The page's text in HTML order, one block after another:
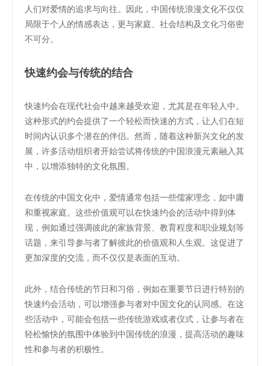
人们对爱情的追求与向往。因此，中国传统浪漫文化不仅仅
局限于个人的情感表达，更与家庭、社会结构及文化习俗密
不可分。
快速约会与传统的结合
快速约会在现代社会中越来越受欢迎，尤其是在年轻人中。
这种形式的约会提供了一个轻松而快速的方式，让人们在短
时间内认识多个潜在的伴侣。然而，随着这种新兴文化的发
展，许多活动组织者开始尝试将传统的中国浪漫元素融入其
中，以增添独特的文化氛围。
在传统的中国文化中，爱情通常包括一些儒家理念，如中庸
和重视家庭。这些价值观可以在快速约会的活动中得到体
现，例如通过强调彼此的家族背景、教育程度和职业规划等
话题，来引导参与者了解彼此的价值观和人生观。这促进了
更加深度的交流，而不仅仅是表面的互动。
此外，结合传统的节日和习俗，例如在重要节日进行特别的
快速约会活动，可以增强参与者对中国文化的认同感。在这
些活动中，可能会包括一些传统游戏或者仪式，让参与者在
轻松愉快的氛围中体验到中国传统的浪漫，提高活动的趣味
性和参与者的积极性。